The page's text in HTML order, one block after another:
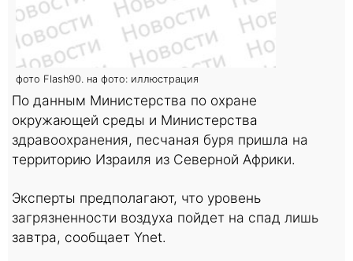
фото Flash90. на фото: иллюстрация
По данным Министерства по охране
окружающей среды и Министерства
здравоохранения, песчаная буря пришла на
территорию Израиля из Северной Африки.
Эксперты предполагают, что уровень
загрязненности воздуха пойдет на спад лишь
завтра, сообщает Ynet.